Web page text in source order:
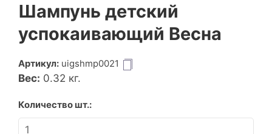
Шампунь детский
успокаивающий Весна
Артикул: uigshmp0021
Вес: 0.32 кг.
Количество шт.: